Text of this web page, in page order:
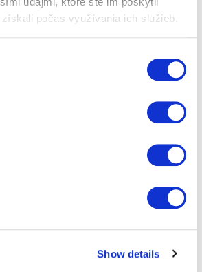
počas využívania ich služieb.
Show details
je najlepším
hodnotení časopisu Bilanz v
v prieskume Bilanz. Nesmierne
5 podkategóriách: